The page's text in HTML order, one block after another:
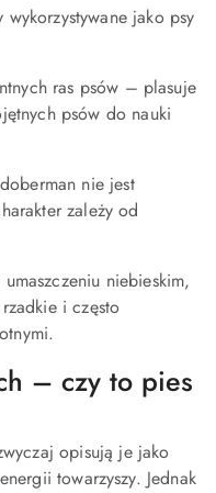
wykorzystywane jako psy
ras psów – plasuje
psów do nauki
nie jest
zależy od
niebieskim,
i często
– czy to pies
opisują je jako
towarzyszy. Jednak